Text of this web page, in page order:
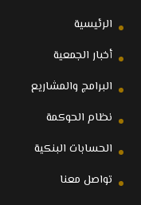
الرئيسية
أخبار الجمعية
البرامج والمشاريع
نظام الحوكمة
الحسابات البنكية
تواصل معنا